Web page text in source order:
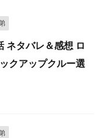
ネタバレ＆感想 ロ
クアップクルー選